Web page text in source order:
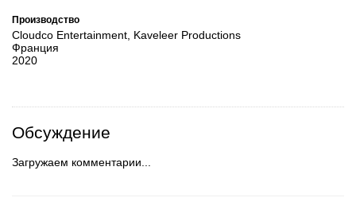
Производство
Cloudco Entertainment, Kaveleer Productions
Франция
2020
Обсуждение
Загружаем комментарии...